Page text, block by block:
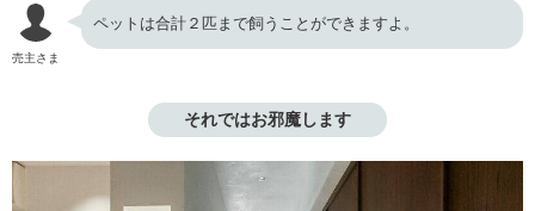
売主さま
ペットは合計２匹まで飼うことができますよ。
それではお邪魔します